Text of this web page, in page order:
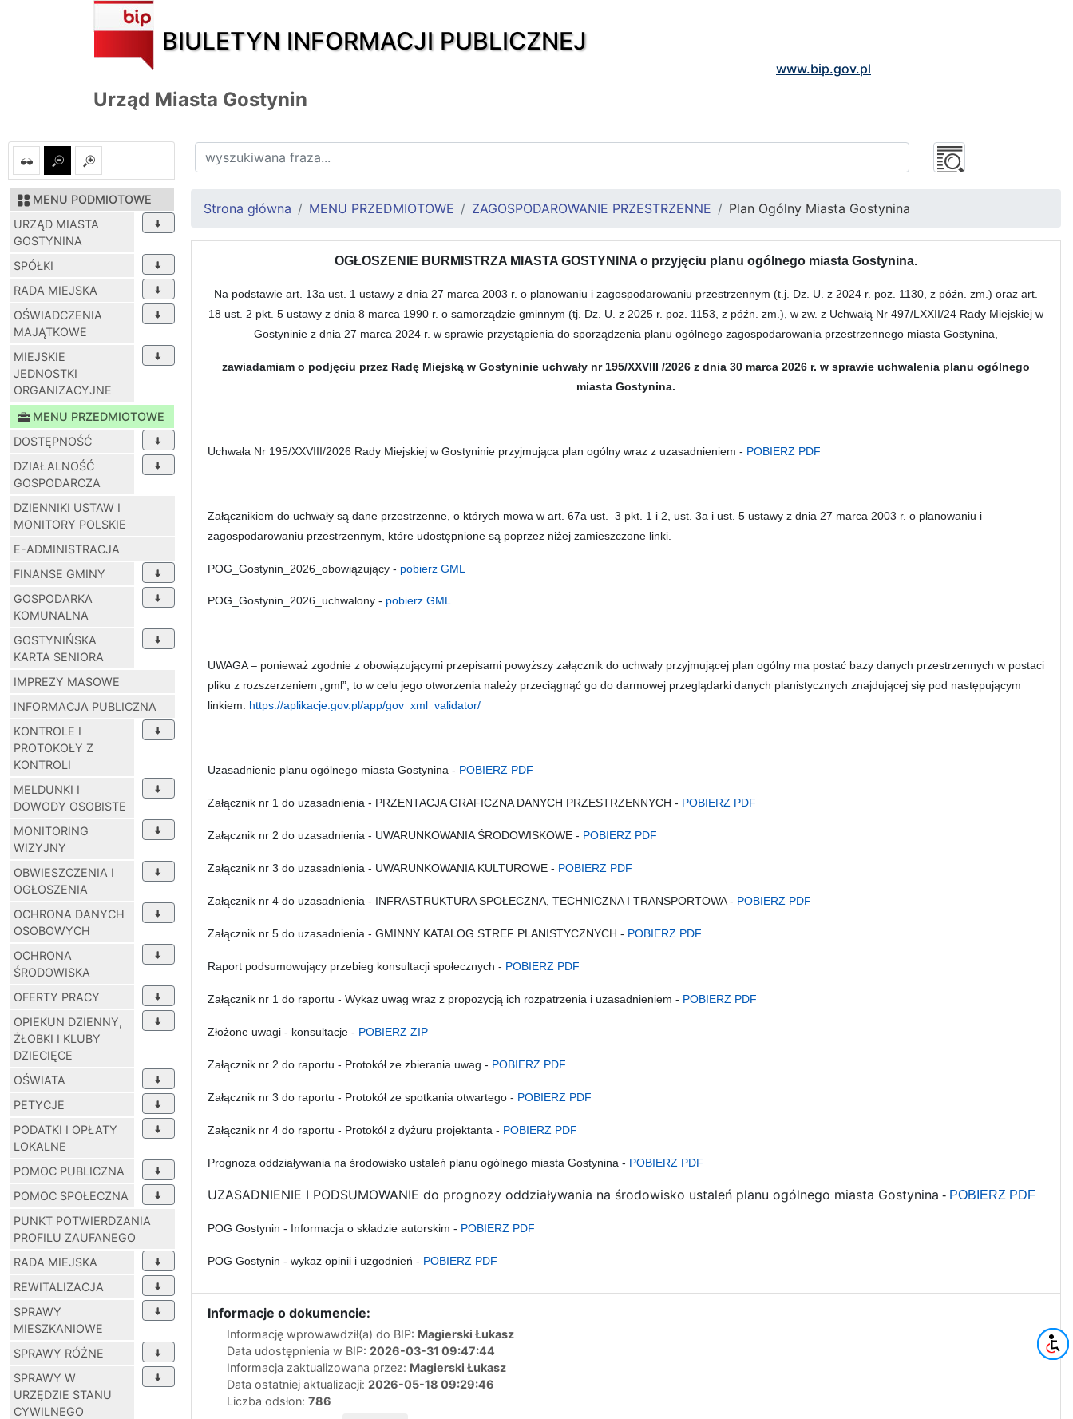
BIULETYN INFORMACJI PUBLICZNEJ
www.bip.gov.pl
Urząd Miasta Gostynin
MENU PODMIOTOWE
URZĄD MIASTA
GOSTYNINA
SPÓŁKI
RADA MIEJSKA
OŚWIADCZENIA
MAJĄTKOWE
MIEJSKIE
JEDNOSTKI
ORGANIZACYJNE
MENU PRZEDMIOTOWE
DOSTĘPNOŚĆ
DZIAŁALNOŚĆ
GOSPODARCZA
DZIENNIKI USTAW I
MONITORY POLSKIE
E-ADMINISTRACJA
FINANSE GMINY
GOSPODARKA
KOMUNALNA
GOSTYNIŃSKA
KARTA SENIORA
IMPREZY MASOWE
INFORMACJA PUBLICZNA
KONTROLE I
PROTOKOŁY Z
KONTROLI
MELDUNKI I
DOWODY OSOBISTE
MONITORING
WIZYJNY
OBWIESZCZENIA I
OGŁOSZENIA
OCHRONA DANYCH
OSOBOWYCH
OCHRONA
ŚRODOWISKA
OFERTY PRACY
OPIEKUN DZIENNY,
ŻŁOBKI I KLUBY
DZIECIĘCE
OŚWIATA
PETYCJE
PODATKI I OPŁATY
LOKALNE
POMOC PUBLICZNA
POMOC SPOŁECZNA
PUNKT POTWIERDZANIA
PROFILU ZAUFANEGO
RADA MIEJSKA
REWITALIZACJA
SPRAWY
MIESZKANIOWE
SPRAWY RÓŻNE
SPRAWY W
URZĘDZIE STANU
CYWILNEGO
Strona główna MENU PRZEDMIOTOWE ZAGOSPODAROWANIE PRZESTRZENNE Plan Ogólny Miasta Gostynina
OGŁOSZENIE BURMISTRZA MIASTA GOSTYNINA o przyjęciu planu ogólnego miasta Gostynina.
Na podstawie art. 13a ust. 1 ustawy z dnia 27 marca 2003 r. o planowaniu i zagospodarowaniu przestrzennym (t.j. Dz. U. z 2024 r. poz. 1130, z późn. zm.) oraz art.
18 ust. 2 pkt. 5 ustawy z dnia 8 marca 1990 r. o samorządzie gminnym (tj. Dz. U. z 2025 r. poz. 1153, z późn. zm.), w zw. z Uchwałą Nr 497/LXXII/24 Rady Miejskiej w
Gostyninie z dnia 27 marca 2024 r. w sprawie przystąpienia do sporządzenia planu ogólnego zagospodarowania przestrzennego miasta Gostynina,
zawiadamiam o podjęciu przez Radę Miejską w Gostyninie uchwały nr 195/XXVIII /2026 z dnia 30 marca 2026 r. w sprawie uchwalenia planu ogólnego
miasta Gostynina.
Uchwała Nr 195/XXVIII/2026 Rady Miejskiej w Gostyninie przyjmująca plan ogólny wraz z uzasadnieniem - POBIERZ PDF
Załącznikiem do uchwały są dane przestrzenne, o których mowa w art. 67a ust. 3 pkt. 1 i 2, ust. 3a i ust. 5 ustawy z dnia 27 marca 2003 r. o planowaniu i
zagospodarowaniu przestrzennym, które udostępnione są poprzez niżej zamieszczone linki.
POG_Gostynin_2026_obowiązujący - pobierz GML
POG_Gostynin_2026_uchwalony - pobierz GML
UWAGA – ponieważ zgodnie z obowiązującymi przepisami powyższy załącznik do uchwały przyjmującej plan ogólny ma postać bazy danych przestrzennych w postaci
pliku z rozszerzeniem „gml”, to w celu jego otworzenia należy przeciągnąć go do darmowej przeglądarki danych planistycznych znajdującej się pod następującym
linkiem: https://aplikacje.gov.pl/app/gov_xml_validator/
Uzasadnienie planu ogólnego miasta Gostynina - POBIERZ PDF
Załącznik nr 1 do uzasadnienia - PRZENTACJA GRAFICZNA DANYCH PRZESTRZENNYCH - POBIERZ PDF
Załącznik nr 2 do uzasadnienia - UWARUNKOWANIA ŚRODOWISKOWE - POBIERZ PDF
Załącznik nr 3 do uzasadnienia - UWARUNKOWANIA KULTUROWE - POBIERZ PDF
Załącznik nr 4 do uzasadnienia - INFRASTRUKTURA SPOŁECZNA, TECHNICZNA I TRANSPORTOWA - POBIERZ PDF
Załącznik nr 5 do uzasadnienia - GMINNY KATALOG STREF PLANISTYCZNYCH - POBIERZ PDF
Raport podsumowujący przebieg konsultacji społecznych - POBIERZ PDF
Załącznik nr 1 do raportu - Wykaz uwag wraz z propozycją ich rozpatrzenia i uzasadnieniem - POBIERZ PDF
Złożone uwagi - konsultacje - POBIERZ ZIP
Załącznik nr 2 do raportu - Protokół ze zbierania uwag - POBIERZ PDF
Załącznik nr 3 do raportu - Protokół ze spotkania otwartego - POBIERZ PDF
Załącznik nr 4 do raportu - Protokół z dyżuru projektanta - POBIERZ PDF
Prognoza oddziaływania na środowisko ustaleń planu ogólnego miasta Gostynina - POBIERZ PDF
UZASADNIENIE I PODSUMOWANIE do prognozy oddziaływania na środowisko ustaleń planu ogólnego miasta Gostynina - POBIERZ PDF
POG Gostynin - Informacja o składzie autorskim - POBIERZ PDF
POG Gostynin - wykaz opinii i uzgodnień - POBIERZ PDF
Informacje o dokumencie:
Informację wprowawdził(a) do BIP: Magierski Łukasz
Data udostępnienia w BIP: 2026-03-31 09:47:44
Informacja zaktualizowana przez: Magierski Łukasz
Data ostatniej aktualizacji: 2026-05-18 09:29:46
Liczba odsłon: 786